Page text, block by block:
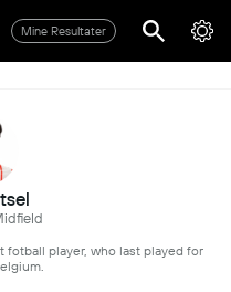
Mine Resultater
fotball player, who last played for